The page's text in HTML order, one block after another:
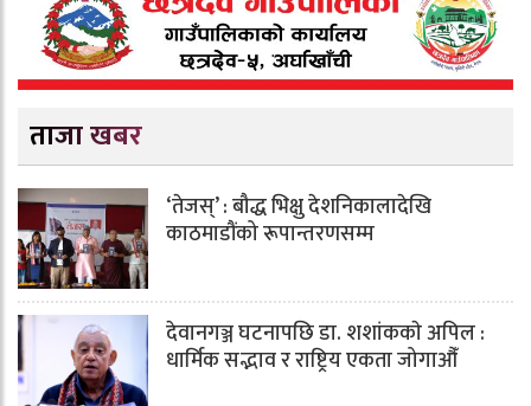
ताजा खबर
‘तेजस्’ : बौद्ध भिक्षु देशनिकालादेखि
काठमाडौंको रूपान्तरणसम्म
देवानगञ्ज घटनापछि डा. शशांककाे अपिल :
धार्मिक सद्भाव र राष्ट्रिय एकता जोगाऔँ